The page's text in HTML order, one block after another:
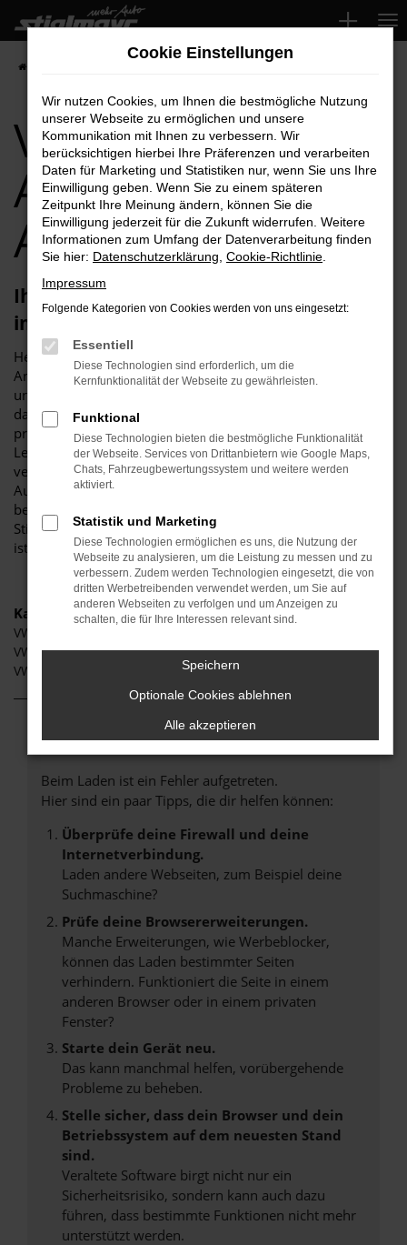
Zum
Hauptinhalt
springen
VW Taigo für
Aichach Top-
Angebote
Ihren VW Taigo für Aichach erhalten Sie
im Autohaus Stiglmayr
Herzlich willkommen bei Autohaus Stiglmayr – Ihre erste
Anlaufstelle für exzellente VW Taigo Fahrzeuge für Aichach
und Umgebung! Unser renommiertes Autohaus ist stolz
darauf, Ihnen eine herausragende Auswahl an VW Taigo zu
präsentieren, die höchste Standards in Sachen Qualität und
Leistung erfüllen. Wir sind seit Jahren Ihr
vertrauenswürdiger Partner, wenn es um erstklassige
Automobile geht. Erfahren Sie mehr über unsere
beeindruckende VW Taigo Flotte und warum Autohaus
Stiglmayr die bevorzugte Adresse für VW Taigo Liebhaber
ist.
Kategorie
VW Taigo Neuwagen Aichach
VW Taigo Aichach
VW Taigo Gebrauchtwagen Aichach
Fehler: Network Error
Beim Laden ist ein Fehler aufgetreten.
Hier sind ein paar Tipps, die dir helfen können:
Überprüfe deine Firewall und deine
Internetverbindung.
Laden andere Webseiten, zum Beispiel deine
Suchmaschine?
Prüfe deine Browsererweiterungen.
Manche Erweiterungen, wie Werbeblocker,
können das Laden bestimmter Seiten
verhindern. Funktioniert die Seite in einem
anderen Browser oder in einem privaten
Fenster?
Starte dein Gerät neu.
Das kann manchmal helfen, vorübergehende
Probleme zu beheben.
Stelle sicher, dass dein Browser und dein
Betriebssystem auf dem neuesten Stand
sind.
Veraltete Software birgt nicht nur ein
Sicherheitsrisiko, sondern kann auch dazu
führen, dass bestimmte Funktionen nicht mehr
unterstützt werden.
Cookie Einstellungen
Wir nutzen Cookies, um Ihnen die bestmögliche Nutzung
unserer Webseite zu ermöglichen und unsere
Kommunikation mit Ihnen zu verbessern. Wir
berücksichtigen hierbei Ihre Präferenzen und verarbeiten
Daten für Marketing und Statistiken nur, wenn Sie uns Ihre
Einwilligung geben. Wenn Sie zu einem späteren
Zeitpunkt Ihre Meinung ändern, können Sie die
Einwilligung jederzeit für die Zukunft widerrufen. Weitere
Informationen zum Umfang der Datenverarbeitung finden
Sie hier: Datenschutzerklärung Cookie-Richtlinie
Impressum
Folgende Kategorien von Cookies werden von uns eingesetzt:
Essentiell
Diese Technologien sind erforderlich, um die
Kernfunktionalität der Webseite zu gewährleisten.
Funktional
Diese Technologien bieten die bestmögliche Funktionalität
der Webseite. Services von Drittanbietern wie Google Maps,
Chats, Fahrzeugbewertungssystem und weitere werden
aktiviert.
Statistik und Marketing
Diese Technologien ermöglichen es uns, die Nutzung der
Webseite zu analysieren, um die Leistung zu messen und zu
verbessern. Zudem werden Technologien eingesetzt, die von
dritten Werbetreibenden verwendet werden, um Sie auf
anderen Webseiten zu verfolgen und um Anzeigen zu
schalten, die für Ihre Interessen relevant sind.
Speichern
Optionale Cookies ablehnen
Alle akzeptieren